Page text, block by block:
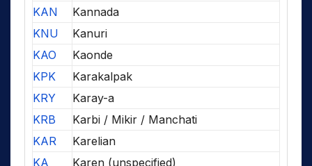
KAN
Kannada
KNU
Kanuri
KAO
Kaonde
KPK
Karakalpak
KRY
Karay-a
KRB
Karbi / Mikir / Manchati
KAR
Karelian
KA
Karen (unspecified)